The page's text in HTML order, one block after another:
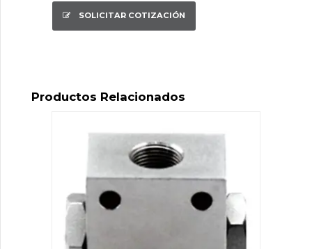
SOLICITAR COTIZACIÓN
Productos Relacionados